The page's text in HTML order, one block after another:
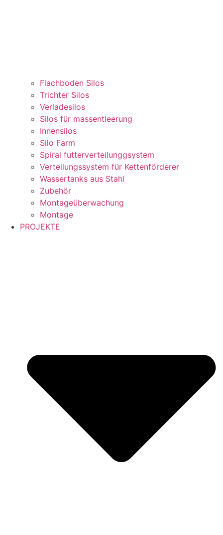
Flachboden Silos
Trichter Silos
Verladesilos
Silos für massentleerung
Innensilos
Silo Farm
Spiral futterverteilunggsystem
Verteilungssystem für Kettenförderer
Wassertanks aus Stahl
Zubehör
Montageüberwachung
Montage
PROJEKTE